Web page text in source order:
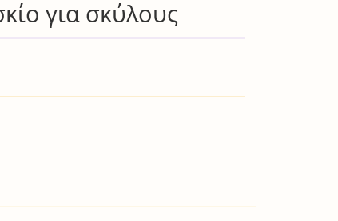
για σκύλους